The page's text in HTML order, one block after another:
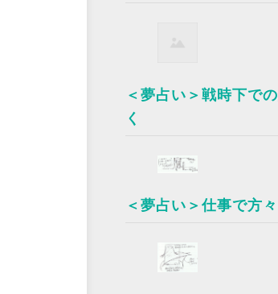
＜夢占い＞戦時下で
く
＜夢占い＞仕事で方